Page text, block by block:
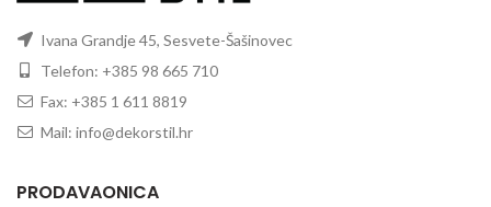
Ivana Grandje 45, Sesvete-Šašinovec
Telefon: +385 98 665 710
Fax: +385 1 611 8819
Mail: info@dekorstil.hr
PRODAVAONICA